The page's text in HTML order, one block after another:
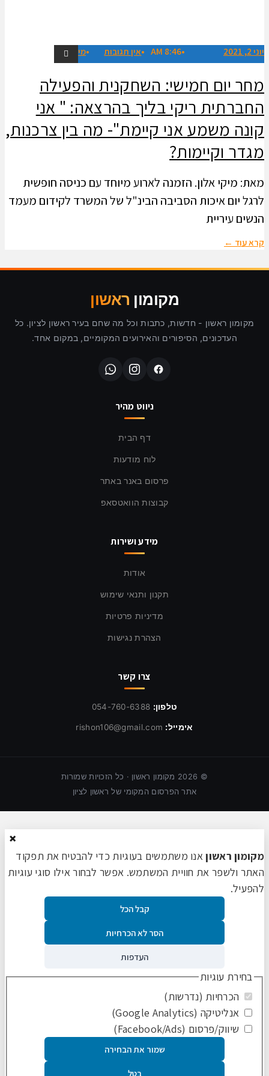
יוני 2, 2021 8:46 AM אין תגובות מיקי אלון
מחר יום חמישי: השחקנית והפעילה
החברתית ריקי בליך בהרצאה: " אני
קונה משמע אני קיימת"- מה בין צרכנות,
מגדר וקיימות?
מאת: מיקי אלון. הזמנה לארוע מיוחד עם כניסה חופשית
לרגל יום איכות הסביבה הבינ"ל של המשרד לקידום מעמד
הנשים עיריית
קרא עוד ←
מקומון ראשון
מקומון ראשון - חדשות, כתבות וכל מה שחם בעיר ראשון לציון. כל
העדכונים, הסיפורים והאירועים המקומיים, במקום אחד.
ניווט מהיר
דף הבית
לוח מודעות
פרסום באנר באתר
קבוצות הוואטסאפ
מידע ושירות
אודות
תקנון ותנאי שימוש
מדיניות פרטיות
הצהרת נגישות
צרו קשר
טלפון: 054-760-6388
אימייל: rishon106@gmail.com
©
2026 מקומון ראשון · כל הזכויות שמורות
אתר הפרסום המקומי של ראשון לציון
×
מקומון ראשוןאנו משתמשים בעוגיות כדי להבטיח את תפקוד
האתר ולשפר את חוויית המשתמש. אפשר לבחור אילו סוגי עוגיות
להפעיל.
קבל הכל
הסר לא הכרחיות
העדפות
בחירת עוגיות
הכרחיות (נדרשות)
אנליטיקה (Google Analytics)
שיווק/פרסום (Facebook/Ads)
שמור את הבחירה
בטל